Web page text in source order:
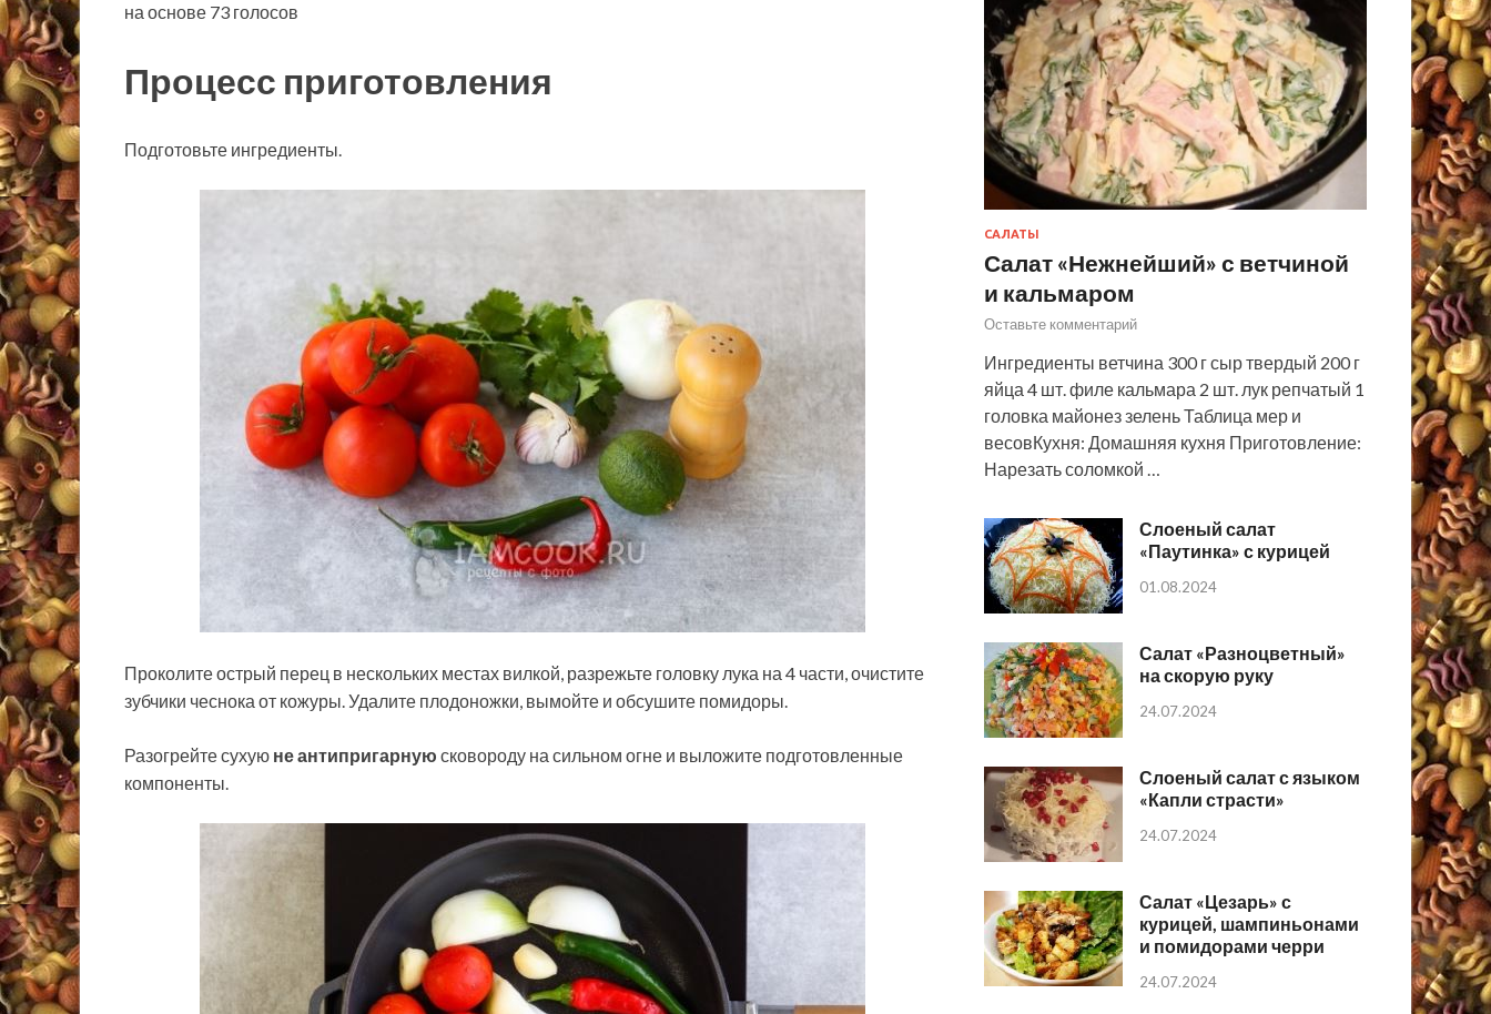
на основе 73 голосов
Процесс приготовления
Подготовьте ингредиенты.
Проколите острый перец в нескольких местах вилкой, разрежьте головку лука на 4 части, очистите
зубчики чеснока от кожуры. Удалите плодоножки, вымойте и обсушите помидоры.
Разогрейте сухую не антипригарную сковороду на сильном огне и выложите подготовленные
компоненты.
САЛАТЫ
Салат «Нежнейший» с ветчиной
и кальмаром
Оставьте комментарий
Ингредиенты ветчина 300 г сыр твердый 200 г
яйца 4 шт. филе кальмара 2 шт. лук репчатый 1
головка майонез зелень Таблица мер и
весовКухня: Домашняя кухня Приготовление:
Нарезать соломкой …
Слоеный салат
«Паутинка» с курицей
01.08.2024
Салат «Разноцветный»
на скорую руку
24.07.2024
Слоеный салат с языком
«Капли страсти»
24.07.2024
Салат «Цезарь» с
курицей, шампиньонами
и помидорами черри
24.07.2024